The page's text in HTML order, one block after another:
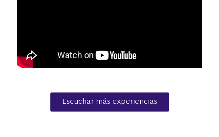
Escuchar más experiencias